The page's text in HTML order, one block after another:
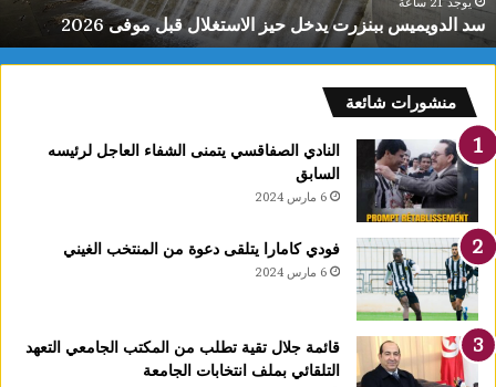
ويعزز
فعالية
العلاجات
فعالية العلاجات
منشورات شائعة
النادي الصفاقسي يتمنى الشفاء العاجل لرئيسه
السابق
6 مارس 2024
فودي كامارا يتلقى دعوة من المنتخب الغيني
6 مارس 2024
قائمة جلال تقية تطلب من المكتب الجامعي التعهد
التلقائي بملف انتخابات الجامعة